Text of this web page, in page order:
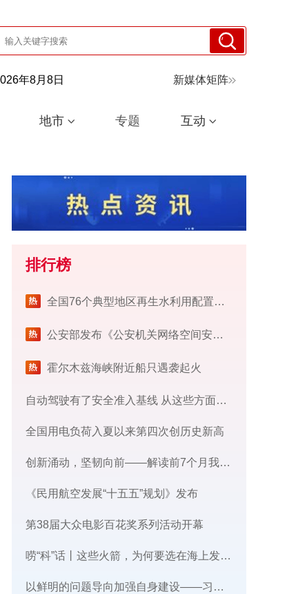
年8月8日 新媒体矩阵
地市 专题 互动
排行榜
​全国76个典型地区再生水利用配置试点工作完成
公安部发布《公安机关网络空间安全监督检查办法》
霍尔木兹海峡附近船只遇袭起火
自动驾驶有了安全准入基线 从这些方面读懂新国标
全国用电负荷入夏以来第四次创历史新高
创新涌动，坚韧向前——解读前7个月我国外贸成绩单
《民用航空发展“十五五”规划》发布
第38届大众电影百花奖系列活动开幕
唠“科”话丨这些火箭，为何要选在海上发射​？
​以鲜明的问题导向加强自身建设——习近平党建思想理论品格系列述评之三